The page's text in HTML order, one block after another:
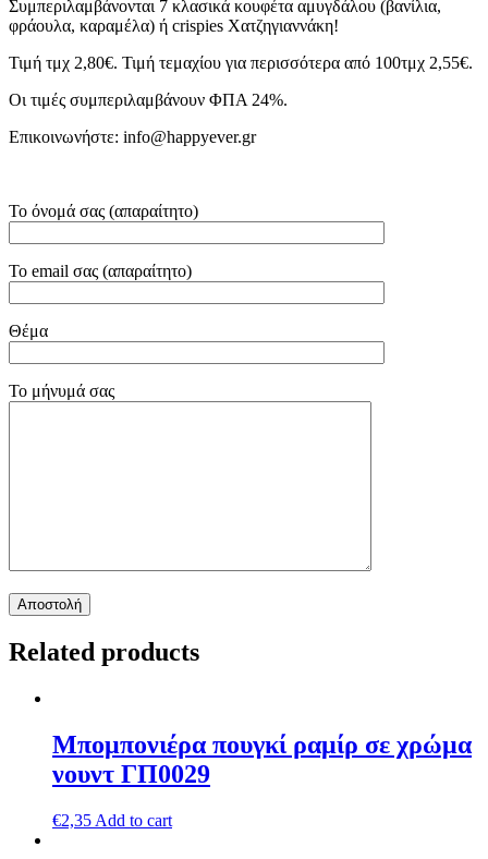
Συμπεριλαμβάνονται 7 κλασικά κουφέτα αμυγδάλου (βανίλια,
φράουλα, καραμέλα) ή crispies Χατζηγιαννάκη!
Τιμή τμχ 2,80€. Τιμή τεμαχίου για περισσότερα από 100τμχ 2,55€.
Οι τιμές συμπεριλαμβάνουν ΦΠΑ 24%.
Επικοινωνήστε: info@happyever.gr
Το όνομά σας (απαραίτητο)
Το email σας (απαραίτητο)
Θέμα
Το μήνυμά σας
Related products
Μπομπονιέρα πουγκί ραμίρ σε χρώμα
νουντ ΓΠ0029
€2,35 Add to cart